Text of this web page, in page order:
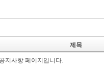
제목
지사항 페이지입니다.